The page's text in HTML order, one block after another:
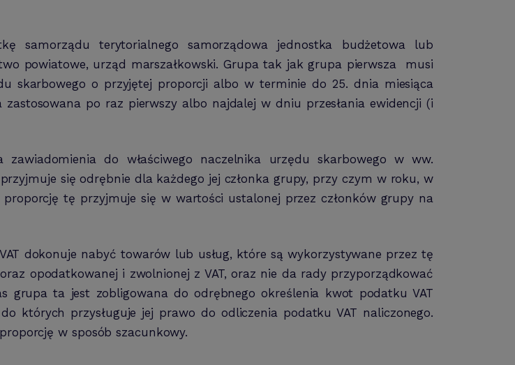
samorządu terytorialnego samorządowa jednostka budżetowa lub
powiatowe, urząd marszałkowski. Grupa tak jak grupa pierwsza musi
skarbowego o przyjętej proporcji albo w terminie do 25. dnia miesiąca
po raz pierwszy albo najdalej w dniu przesłania ewidencji (i
do właściwego naczelnika urzędu skarbowego w ww.
się odrębnie dla każdego jej członka grupy, przy czym w roku, w
tę przyjmuje się w wartości ustalonej przez członków grupy na
dokonuje nabyć towarów lub usług, które są wykorzystywane przez tę
opodatkowanej i zwolnionej z VAT, oraz nie da rady przyporządkować
grupa ta jest zobligowana do odrębnego określenia kwot podatku VAT
których przysługuje jej prawo do odliczenia podatku VAT naliczonego.
w sposób szacunkowy.